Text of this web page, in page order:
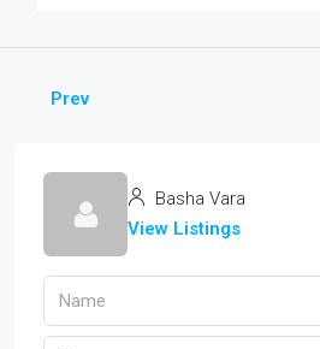
Prev
Basha Vara
View Listings